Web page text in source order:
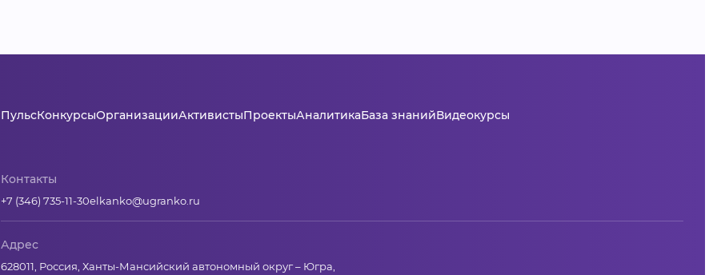
ПульсКонкурсыОрганизацииАктивистыПроектыАналитикаБаза знанийВидеокурсы
Контакты
+7 (346) 735-11-30elkanko@ugranko.ru
Адрес
628011, Россия, Ханты-Мансийский автономный округ – Югра,